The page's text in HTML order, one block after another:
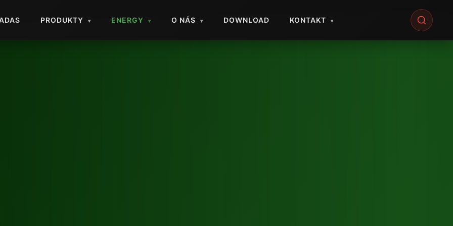
PRODUKTY ▾ ENERGY ▾ O NÁS ▾ DOWNLOAD KONTAKT ▾